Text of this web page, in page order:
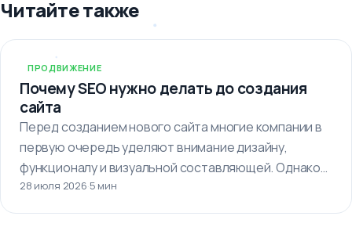
Читайте также
ПРОДВИЖЕНИЕ
Почему SEO нужно делать до создания
сайта
Перед созданием нового сайта многие компании в
первую очередь уделяют внимание дизайну,
функционалу и визуальной составляющей. Однако
важно…
28 июля 2026·5 мин